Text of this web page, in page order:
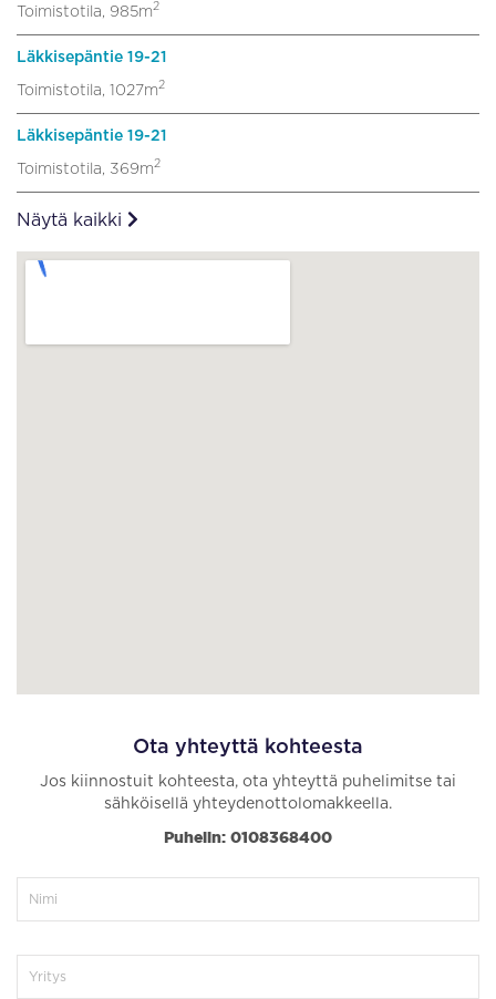
Toimistotila, 985m2
Läkkisepäntie 19-21
Toimistotila, 1027m2
Läkkisepäntie 19-21
Toimistotila, 369m2
Näytä kaikki
Ota yhteyttä kohteesta
Jos kiinnostuit kohteesta, ota yhteyttä puhelimitse tai
sähköisellä yhteydenottolomakkeella.
Puhelin: 0108368400